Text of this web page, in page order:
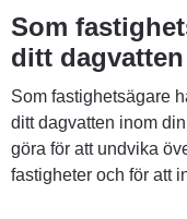
Som
ditt dagvatten
Som fastighetsägare
ditt dagvatten inom
göra för att undvika
fastigheter och för att